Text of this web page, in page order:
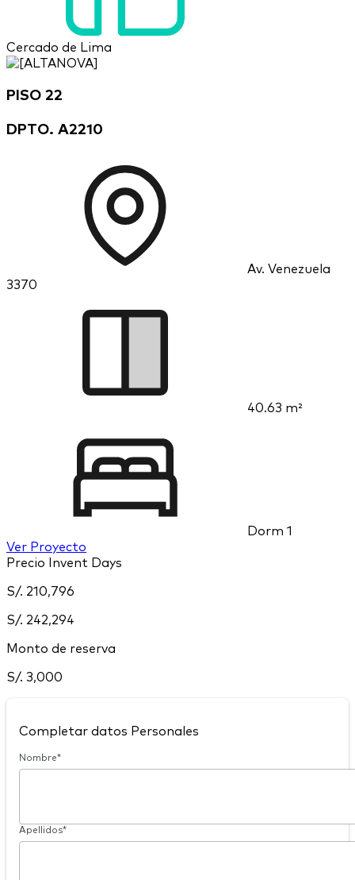
Cercado de Lima
PISO 22
DPTO. A2210
Av. Venezuela
3370
40.63 m²
Dorm 1
Ver Proyecto
Precio Invent Days
S/. 210,796
S/. 242,294
Monto de reserva
S/. 3,000
Completar datos Personales
Nombre*
Apellidos*